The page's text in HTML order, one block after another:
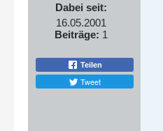
Dabei seit:
16.05.2001
Beiträge: 1
Teilen
Tweet